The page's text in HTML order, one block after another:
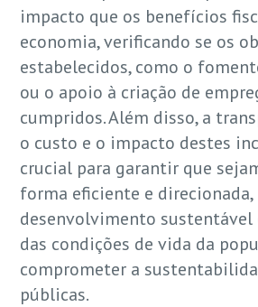
impacto que os benefícios
economia, verificando se os
estabelecidos, como o
ou o apoio à criação de
cumpridos. Além disso, a
o custo e o impacto destes
crucial para garantir que
forma eficiente e
desenvolvimento sustentável
das condições de vida da
comprometer a
públicas.